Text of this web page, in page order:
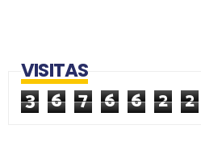
VISITAS
3 6 7 6 6 2 2